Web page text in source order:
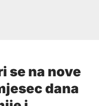
se na nove
dana